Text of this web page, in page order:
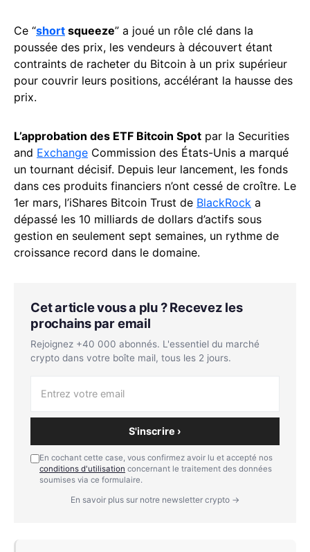
Ce “short squeeze” a joué un rôle clé dans la
poussée des prix, les vendeurs à découvert étant
contraints de racheter du Bitcoin à un prix supérieur
pour couvrir leurs positions, accélérant la hausse des
prix.
L’approbation des ETF Bitcoin Spot par la Securities
and Exchange Commission des États-Unis a marqué
un tournant décisif. Depuis leur lancement, les fonds
dans ces produits financiers n’ont cessé de croître. Le
1er mars, l’iShares Bitcoin Trust de BlackRock a
dépassé les 10 milliards de dollars d’actifs sous
gestion en seulement sept semaines, un rythme de
croissance record dans le domaine.
Cet article vous a plu ? Recevez les
prochains par email
Rejoignez +40 000 abonnés. L'essentiel du marché
crypto dans votre boîte mail, tous les 2 jours.
S'inscrire ›
En cochant cette case, vous confirmez avoir lu et accepté nos
conditions d'utilisation concernant le traitement des données
soumises via ce formulaire.
En savoir plus sur notre newsletter crypto →